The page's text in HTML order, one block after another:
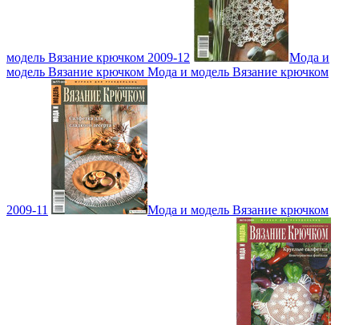
модель Вязание крючком 2009-12
Мода и
модель Вязание крючком Мода и модель Вязание крючком
2009-11 Мода и модель Вязание крючком